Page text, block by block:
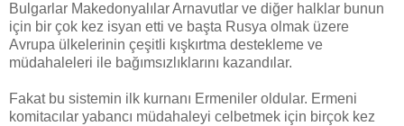
Bulgarlar Makedonyalılar Arnavutlar ve diğer halklar bunun
için bir çok kez isyan etti ve başta Rusya olmak üzere
Avrupa ülkelerinin çeşitli kışkırtma destekleme ve
müdahaleleri ile bağımsızlıklarını kazandılar.
Fakat bu sistemin ilk kurnanı Ermeniler oldular. Ermeni
komitacılar yabancı müdahaleyi celbetmek için birçok kez